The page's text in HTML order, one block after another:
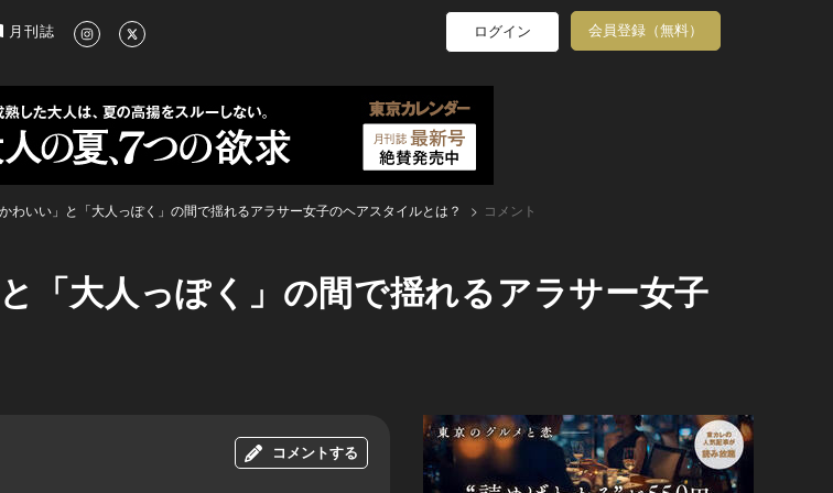
たライフスタイル情報
月刊誌 ログイン 会員登録（無料）
わいい」と「大人っぽく」の間で揺れるアラサー女子のヘアスタイルとは？ コメント
「大人っぽく」の間で揺れるアラサー女子
コメントする